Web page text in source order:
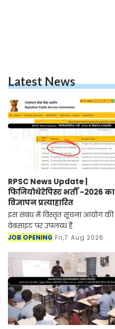
Latest News
RPSC News Update |
फिजियोथेरेपिस्ट भर्ती -2026 का
विज्ञापन प्रत्याहारित
इस संबंध में विस्तृत सूचना आयोग की
वेबसाइट पर उपलब्ध है
JOB OPENING Fri,7 Aug 2026